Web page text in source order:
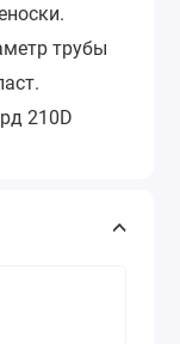
трубы
210D